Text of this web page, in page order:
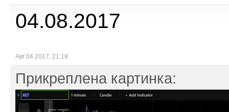
04.08.2017
Авг 04 2017, 21:18
Прикреплена картинка: